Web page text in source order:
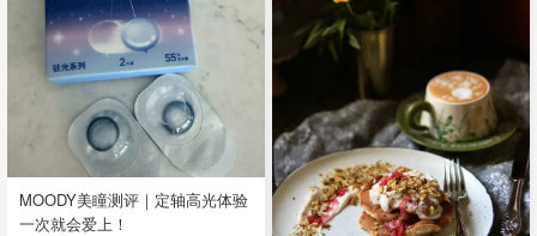
MOODY美瞳测评｜定轴高光体验
一次就会爱上！